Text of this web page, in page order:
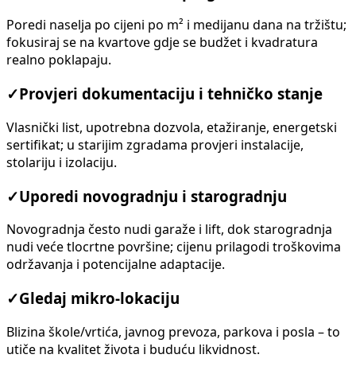
Poredi naselja po cijeni po m² i medijanu dana na tržištu;
fokusiraj se na kvartove gdje se budžet i kvadratura
realno poklapaju.
✓ Provjeri dokumentaciju i tehničko stanje
Vlasnički list, upotrebna dozvola, etažiranje, energetski
sertifikat; u starijim zgradama provjeri instalacije,
stolariju i izolaciju.
✓Uporedi novogradnju i starogradnju
Novogradnja često nudi garaže i lift, dok starogradnja
nudi veće tlocrtne površine; cijenu prilagodi troškovima
održavanja i potencijalne adaptacije.
✓Gledaj mikro-lokaciju
Blizina škole/vrtića, javnog prevoza, parkova i posla – to
utiče na kvalitet života i buduću likvidnost.